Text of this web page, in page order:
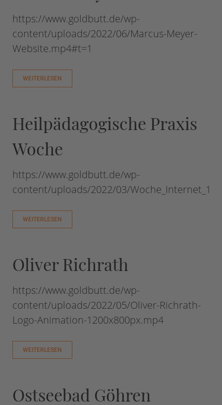
https://www.goldbutt.de/wp-
content/uploads/2022/06/Marcus-Meyer-
Website.mp4#t=1
WEITERLESEN
Heilpädagogische Praxis
Woche
https://www.goldbutt.de/wp-
content/uploads/2022/03/
WEITERLESEN
Oliver Richrath
https://www.goldbutt.de/wp-
content/uploads/2022/05/Oliver-Richrath-
Logo-Animation-1200x800px.mp4
WEITERLESEN
Ostseebad Göhren